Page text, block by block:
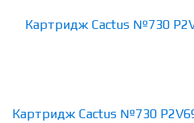
Картридж Cactus №730